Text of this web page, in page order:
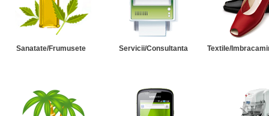
Sanatate/Frumusete Servicii/Consultanta Textile/